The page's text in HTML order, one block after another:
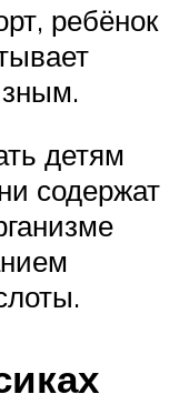
ребёнок
детям
содержат